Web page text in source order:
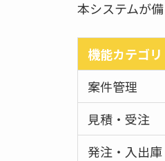
本システムが
機能カテゴリ
案件管理
見積・受注
発注・入出庫